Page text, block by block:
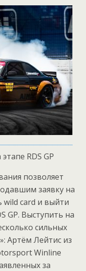
RDS GP
позволяет
заявку на
wild card и выйти
GP. Выступить на
сильных
Артём Лейтис из
Winline
за